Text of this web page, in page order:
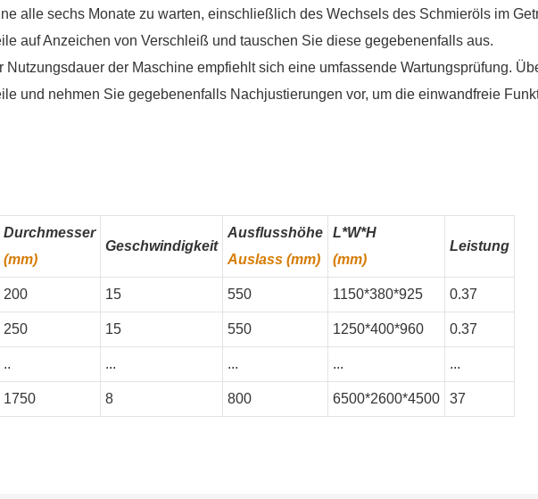
alle sechs Monate zu warten, einschließlich des Wechsels des Schmieröls im
auf Anzeichen von Verschleiß und tauschen Sie diese gegebenenfalls aus.
Nutzungsdauer der Maschine empfiehlt sich eine umfassende Wartungsprüfung.
und nehmen Sie gegebenenfalls Nachjustierungen vor, um die einwandfreie
Durchmesser
(mm)
Geschwindigkeit
Ausflusshöhe
Auslass (mm)
L*W*H
(mm)
Leistung
200 15 550 1150*380*925 0.37
250 15 550 1250*400*960 0.37
.. ... ... ... ...
1750 8 800 6500*2600*4500 37